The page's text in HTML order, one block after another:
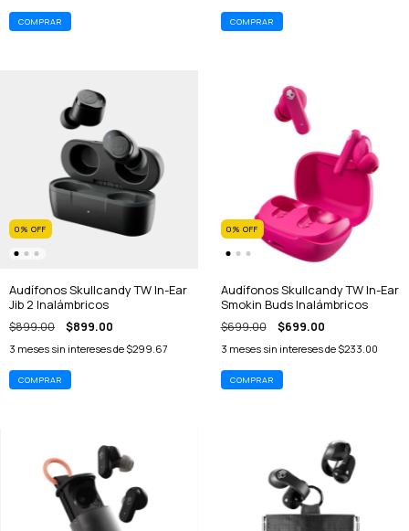
0% OFF
Audífonos Skullcandy TW In-Ear
Jib 2 Inalámbricos
$899.00 $899.00
3 meses sin intereses de $299.67
0% OFF
Audífonos Skullcandy TW In-Ear
Smokin Buds Inalámbricos
$699.00 $699.00
3 meses sin intereses de $233.00